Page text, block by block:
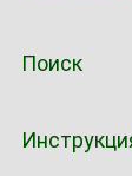
Поиск